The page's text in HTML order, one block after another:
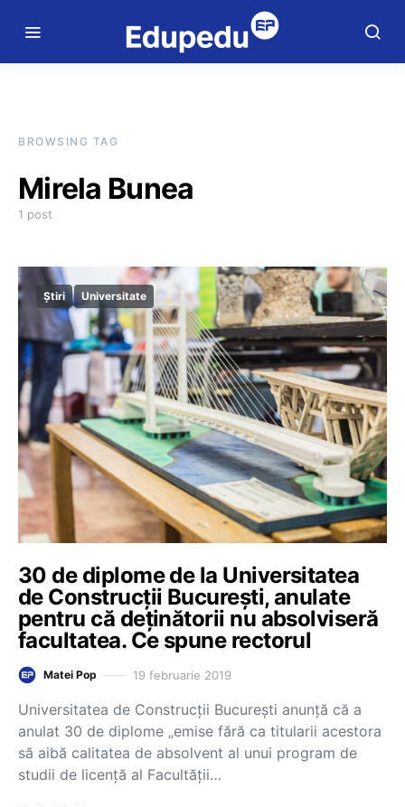
BROWSING TAG
Mirela Bunea
1 post
Știri Universitate
30 de diplome de la Universitatea
de Construcții București, anulate
pentru că deținătorii nu absolviseră
facultatea. Ce spune rectorul
Matei Pop 19 februarie 2019
Universitatea de Construcții București anunță că a
anulat 30 de diplome „emise fără ca titularii acestora
să aibă calitatea de absolvent al unui program de
studii de licență al Facultății…